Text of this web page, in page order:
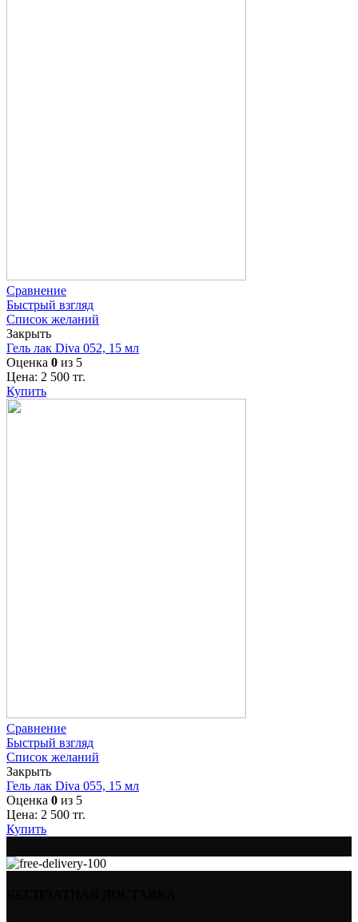
Сравнение
Быстрый взгляд
Список желаний
Закрыть
Гель лак Diva 052, 15 мл
Оценка 0 из 5
Цена: 2 500 тг.
Купить
Сравнение
Быстрый взгляд
Список желаний
Закрыть
Гель лак Diva 055, 15 мл
Оценка 0 из 5
Цена: 2 500 тг.
Купить